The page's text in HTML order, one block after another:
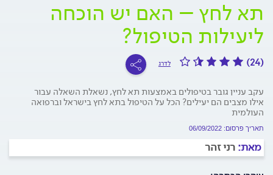
תא לחץ – האם יש הוכחה
ליעילות הטיפול?
(24) לדרג
עקב עניין גובר בטיפולים באמצעות תא לחץ, נשאלת השאלה עבור
אילו מצבים הם יעילים? הכל על הטיפול בתא לחץ בישראל וברפואה
העולמית
תאריך פרסום: 06/09/2022
מאת: רני זהר